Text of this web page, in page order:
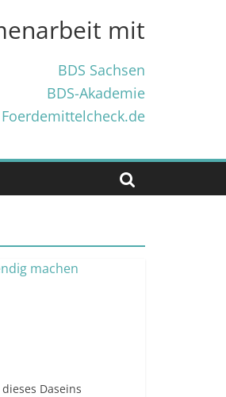
mit
BDS Sachsen
BDS-Akademie
Foerdemittelcheck.de
Daseins